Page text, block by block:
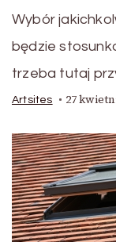
Wybór
będzie
trzeba tutaj
Artsites 27